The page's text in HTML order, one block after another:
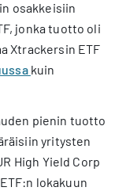
osakkeisiin
jonka tuotto oli
Xtrackersin ETF
kuin
pienin tuotto
yritysten
High Yield Corp
lokakuun